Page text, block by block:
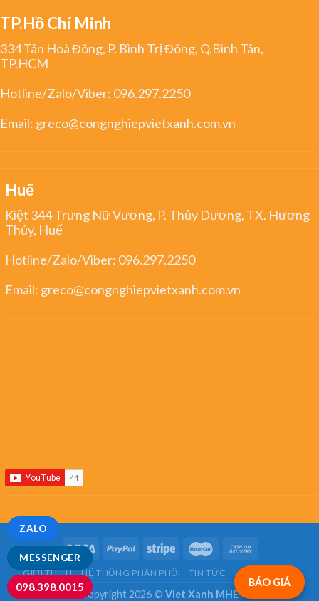
MESSENGER
ZALO
098.398.0015
TP.Hồ Chí Minh
334 Tân Hoà Đông, P. Bình Trị Đông, Q.Bình Tân,
TP.HCM
Hotline/Zalo/Viber: 096.297.2250
Email: greco@congnghiepvietxanh.com.vn
Huế
Kiệt 344 Trưng Nữ Vương, P. Thủy Dương, TX. Hương
Thủy, Huế
Hotline/Zalo/Viber: 096.297.2250
Email: greco@congnghiepvietxanh.com.vn
BÁO GIÁ
GIỚI THIỆU HỆ THỐNG PHÂN PHỐI TIN TỨC LIÊN HỆ
Copyright 2026 © Viet Xanh MHE